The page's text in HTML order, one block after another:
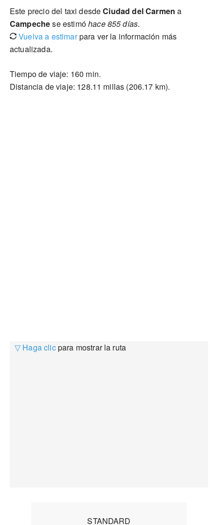
Este precio del taxi desdeCiudad del Carmen a
Campechese estimóhace 855 días.
Vuelva a estimarpara ver la información más
actualizada.
Tiempo de viaje: 160 min.
Distancia de viaje: 128.11 millas (206.17 km).
▽ Haga clicpara mostrar la ruta
STANDARD